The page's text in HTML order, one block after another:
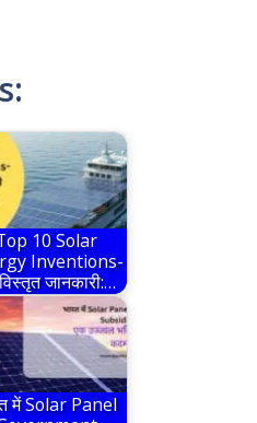
10 Solar
Inventions-
जानकारी:…
में Solar Panel